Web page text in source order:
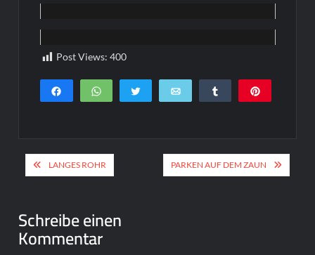
Post Views: 400
Teilen WhatsApp Twittern E-Mail Teilen
Beitragsnavigation
LANGES ROHR PARKEN AUF DEM ZAUN
Schreibe einen
Kommentar